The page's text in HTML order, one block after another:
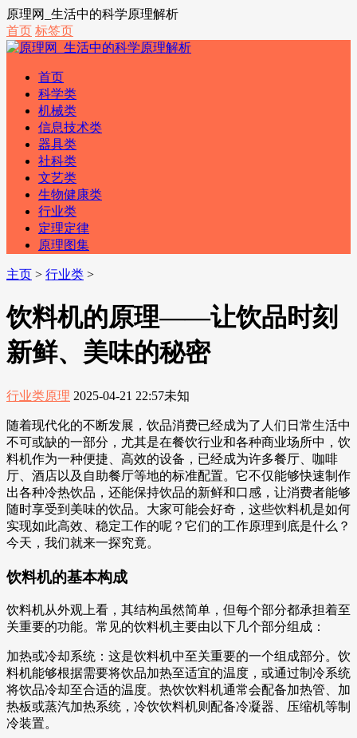
原理网_生活中的科学原理解析
首页 标签页
首页
科学类
机械类
信息技术类
器具类
社科类
文艺类
生物健康类
行业类
定理定律
原理图集
主页 > 行业类 >
饮料机的原理——让饮品时刻
新鲜、美味的秘密
行业类原理 2025-04-21 22:57未知
随着现代化的不断发展，饮品消费已经成为了人们日常生活中
不可或缺的一部分，尤其是在餐饮行业和各种商业场所中，饮
料机作为一种便捷、高效的设备，已经成为许多餐厅、咖啡
厅、酒店以及自助餐厅等地的标准配置。它不仅能够快速制作
出各种冷热饮品，还能保持饮品的新鲜和口感，让消费者能够
随时享受到美味的饮品。大家可能会好奇，这些饮料机是如何
实现如此高效、稳定工作的呢？它们的工作原理到底是什么？
今天，我们就来一探究竟。
饮料机的基本构成
饮料机从外观上看，其结构虽然简单，但每个部分都承担着至
关重要的功能。常见的饮料机主要由以下几个部分组成：
加热或冷却系统：这是饮料机中至关重要的一个组成部分。饮
料机能够根据需要将饮品加热至适宜的温度，或通过制冷系统
将饮品冷却至合适的温度。热饮饮料机通常会配备加热管、加
热板或蒸汽加热系统，冷饮饮料机则配备冷凝器、压缩机等制
冷装置。